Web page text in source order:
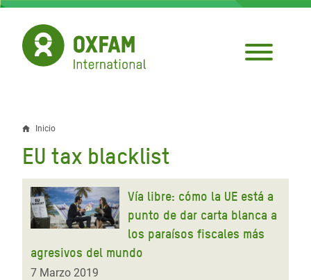
Pasar
contenido
principal
Sobrescribir
enlaces
de
ayuda
la
Inicio
EU tax blacklist
Vía libre: cómo la UE está a
punto de dar carta blanca a
los paraísos fiscales más
agresivos del mundo
7 Marzo 2019